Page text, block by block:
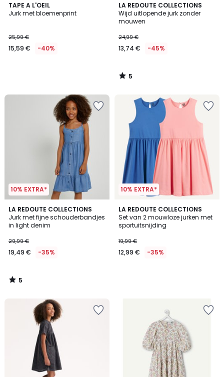
TAPE A L'OEIL
Jurk met bloemenprint
25,99 €
15,59 € -40%
LA REDOUTE COLLECTIONS
Wijd uitlopende jurk zonder
mouwen
24,99 €
13,74 € -45%
5
/
5
5
/
10% EXTRA*
LA REDOUTE COLLECTIONS
Jurk met fijne schouderbandjes
in light denim
29,99 €
19,49 € -35%
5
/
5
5
/
10% EXTRA*
LA REDOUTE COLLECTIONS
Set van 2 mouwloze jurken met
sportuitsnijding
19,99 €
12,99 € -35%